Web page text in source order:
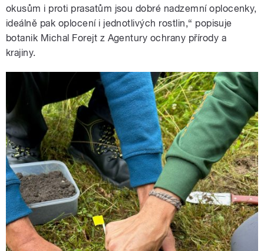
okusům i proti prasatům jsou dobré nadzemní oplocenky,
ideálně pak oplocení i jednotlivých rostlin,“ popisuje
botanik Michal Forejt z Agentury ochrany přírody a
krajiny.